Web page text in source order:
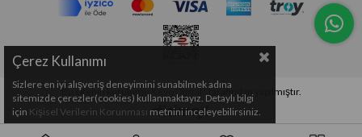
Bu sitenin kurulumu Keyo Digital tarafından yapılmıştır.
Çerez Kullanımı
Sizlere en iyi alışveriş deneyimini sunabilmek adına
sitemizde çerezler(cookies) kullanmaktayız. Detaylı bilgi
için Kişisel Verilerin Korunması metnini inceleyebilirsiniz.